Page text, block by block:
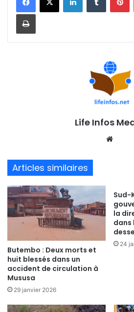
Life Infos
Articles similaires
Butembo : Deux morts et
huit blessés dans un
accident de circulation à
Mususa
29 janvier 2026
Sud-
la
dans
24